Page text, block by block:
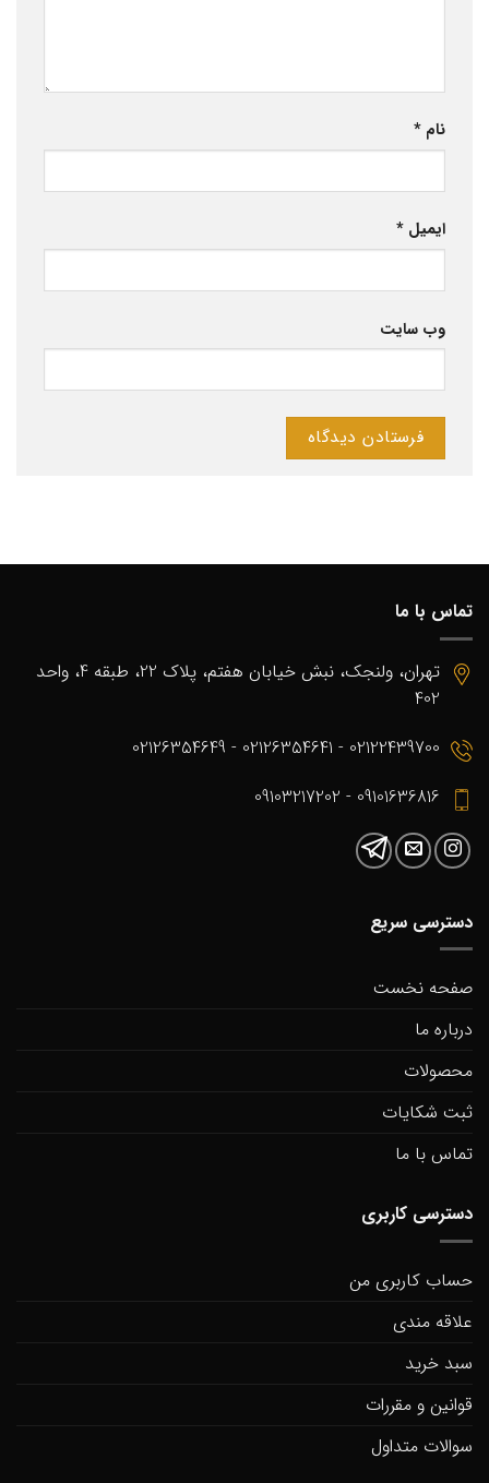
نام *
ایمیل *
وب‌ سایت
تماس با ما
تهران، ولنجک، نبش خیابان هفتم، پلاک 22، طبقه 4، واحد
402
02122439700 - 02126354641 - 02126354649
09101636816 - 09103217202
دسترسی سریع
صفحه نخست
درباره ما
محصولات
ثبت شکایات
تماس با ما
دسترسی کاربری
حساب کاربری من
علاقه مندی
سبد خرید
قوانین و مقررات
سوالات متداول